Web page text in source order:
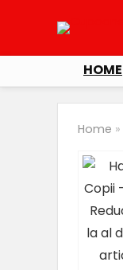
HOME
Home »